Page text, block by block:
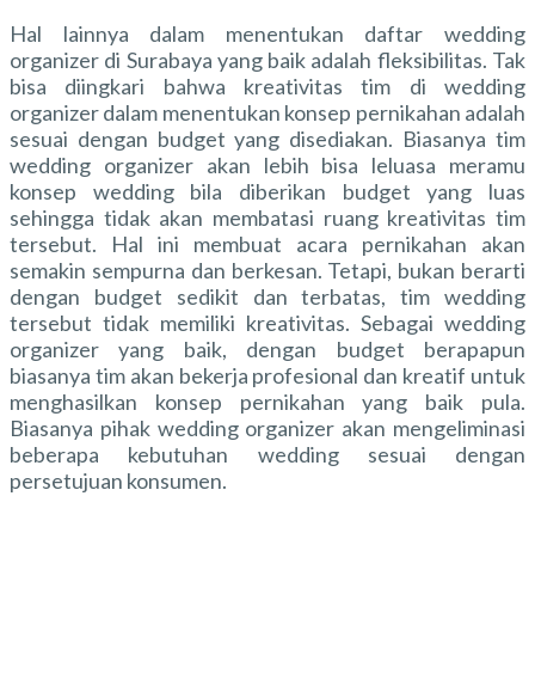
Hal lainnya dalam menentukan daftar wedding
organizer di Surabaya yang baik adalah fleksibilitas. Tak
bisa diingkari bahwa kreativitas tim di wedding
organizer dalam menentukan konsep pernikahan adalah
sesuai dengan budget yang disediakan. Biasanya tim
wedding organizer akan lebih bisa leluasa meramu
konsep wedding bila diberikan budget yang luas
sehingga tidak akan membatasi ruang kreativitas tim
tersebut. Hal ini membuat acara pernikahan akan
semakin sempurna dan berkesan. Tetapi, bukan berarti
dengan budget sedikit dan terbatas, tim wedding
tersebut tidak memiliki kreativitas. Sebagai wedding
organizer yang baik, dengan budget berapapun
biasanya tim akan bekerja profesional dan kreatif untuk
menghasilkan konsep pernikahan yang baik pula.
Biasanya pihak wedding organizer akan mengeliminasi
beberapa kebutuhan wedding sesuai dengan
persetujuan konsumen.